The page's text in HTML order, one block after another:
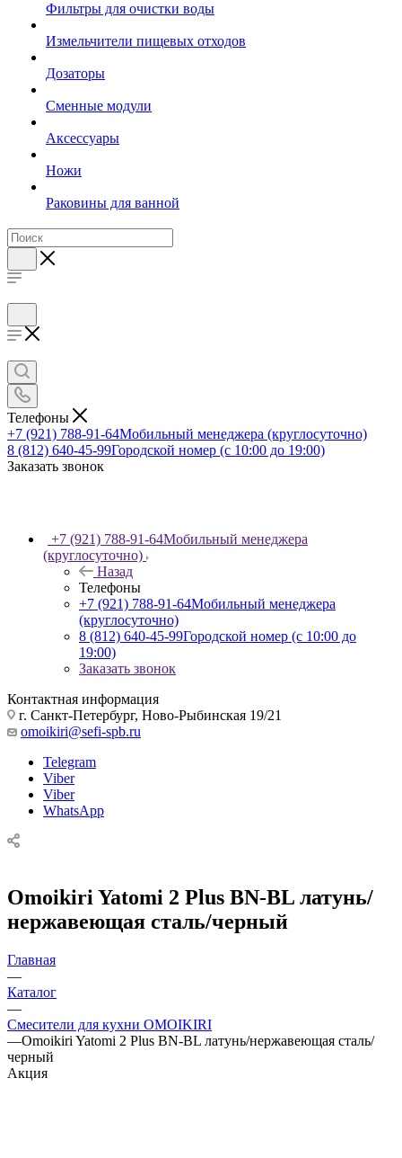
Фильтры для очистки воды
Измельчители пищевых отходов
Дозаторы
Cменные модули
Аксессуары
Ножи
Раковины для ванной
Телефоны
+7 (921) 788-91-64Мобильный менеджера (круглосуточно)
8 (812) 640-45-99Городской номер (с 10:00 до 19:00)
Заказать звонок
+7 (921) 788-91-64Мобильный менеджера
(круглосуточно)
Назад
Телефоны
+7 (921) 788-91-64Мобильный менеджера
(круглосуточно)
8 (812) 640-45-99Городской номер (с 10:00 до
19:00)
Заказать звонок
Контактная информация
г. Санкт-Петербург, Ново-Рыбинская 19/21
omoikiri@sefi-spb.ru
Telegram
Viber
Viber
WhatsApp
Omoikiri Yatomi 2 Plus BN-BL латунь/
нержавеющая сталь/черный
Главная
—
Каталог
—
Смесители для кухни OMOIKIRI
—Omoikiri Yatomi 2 Plus BN-BL латунь/нержавеющая сталь/
черный
Акция